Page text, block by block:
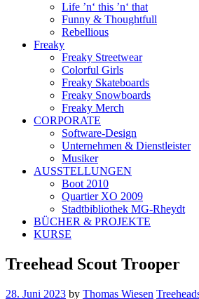
Life ’n‘ this ’n‘ that
Funny & Thoughtfull
Rebellious
Freaky
Freaky Streetwear
Colorful Girls
Freaky Skateboards
Freaky Snowboards
Freaky Merch
CORPORATE
Software-Design
Unternehmen & Dienstleister
Musiker
AUSSTELLUNGEN
Boot 2010
Quartier XO 2009
Stadtbibliothek MG-Rheydt
BÜCHER & PROJEKTE
KURSE
Treehead Scout Trooper
28. Juni 2023 by Thomas Wiesen